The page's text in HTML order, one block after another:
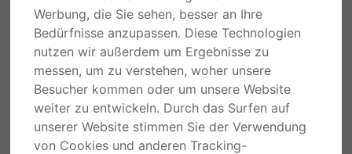
Werbung, die Sie sehen, besser an Ihre
Bedürfnisse anzupassen. Diese Technologien
nutzen wir außerdem um Ergebnisse zu
messen, um zu verstehen, woher unsere
Besucher kommen oder um unsere Website
weiter zu entwickeln. Durch das Surfen auf
unserer Website stimmen Sie der Verwendung
von Cookies und anderen Tracking-